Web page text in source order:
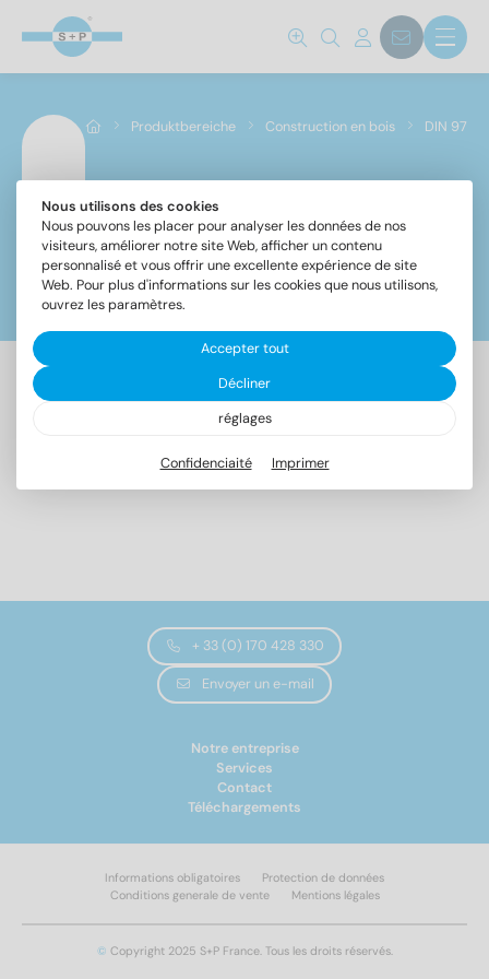
Produktbereiche Construction en bois DIN 97
DIN 97
Filtre
+ 33 (0) 170 428 330
Envoyer un e-mail
Notre entreprise
Services
Contact
Téléchargements
© Copyright 2025 S+P France. Tous les droits réservés.
Informations obligatoires
Protection de données
Conditions generale de vente
Mentions légales
Nous utilisons des cookies
Nous pouvons les placer pour analyser les données de nos
visiteurs, améliorer notre site Web, afficher un contenu
personnalisé et vous offrir une excellente expérience de site
Web. Pour plus d'informations sur les cookies que nous utilisons,
ouvrez les paramètres.
Accepter tout
Décliner
réglages
Confidenciaité Imprimer